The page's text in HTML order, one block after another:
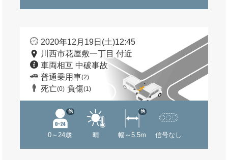
2020年12月19日(土)12:45
川西市花屋敷一丁目 付近
車両相互 中破事故
普通乗用車(2)
死亡(0) 負傷(1)
0～24歳
他
晴 幅～5.5m
他
信号なし